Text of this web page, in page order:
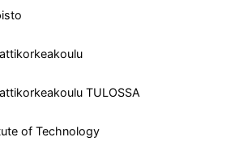
TULOSSA
of Technology